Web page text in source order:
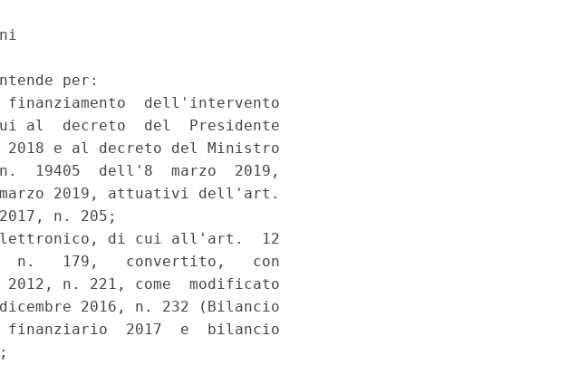
per:
dell'intervento
al  decreto  del  Presidente
e al decreto del Ministro
19405  dell'8  marzo  2019,
2019, attuativi dell'art.
n. 205;
di cui all'art.  12
n.   179,   convertito,   con
n. 221, come  modificato
2016, n. 232 (Bilancio
2017  e  bilancio